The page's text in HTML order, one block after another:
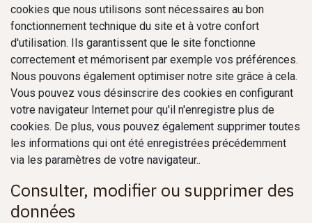
cookies que nous utilisons sont nécessaires au bon
fonctionnement technique du site et à votre confort
d'utilisation. Ils garantissent que le site fonctionne
correctement et mémorisent par exemple vos préférences.
Nous pouvons également optimiser notre site grâce à cela.
Vous pouvez vous désinscrire des cookies en configurant
votre navigateur Internet pour qu'il n'enregistre plus de
cookies. De plus, vous pouvez également supprimer toutes
les informations qui ont été enregistrées précédemment
via les paramètres de votre navigateur..
Consulter, modifier ou supprimer des
données